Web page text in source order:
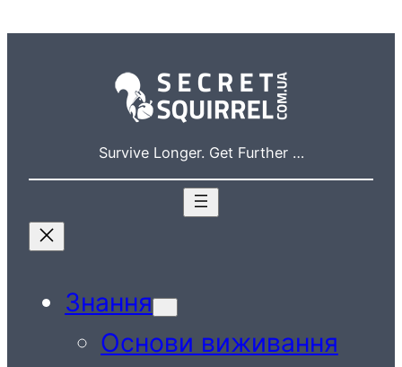
Survive Longer. Get Further …
Знання
Основи виживання